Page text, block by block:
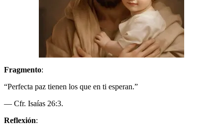
Fragmento:
“Perfecta paz tienen los que en ti esperan.”
— Cfr. Isaías 26:3.
Reflexión: